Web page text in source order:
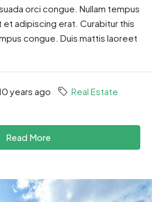
orci congue. Nullam tempus
et adipiscing erat. Curabitur this
congue. Duis mattis laoreet
years ago
Real Estate
Read More